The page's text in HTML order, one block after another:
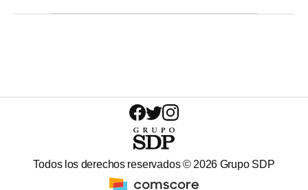
Todos los derechos reservados ©2026 Grupo SDP